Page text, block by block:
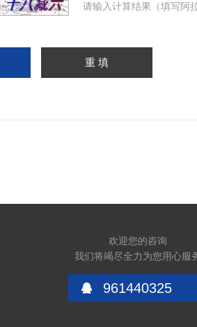
请输入计算结果（填写阿
欢迎您的咨询
我们将竭尽全力为您用心服
961440325